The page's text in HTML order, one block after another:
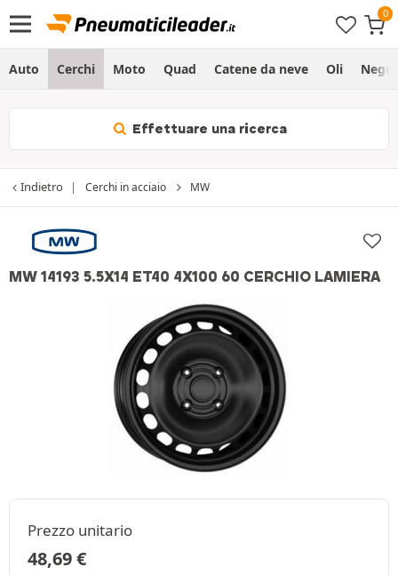
Auto Cerchi Moto Quad Catene da neve Oli
Effettuare una ricerca
Indietro Cerchi in acciaio MW
MW 14193 5.5X14 ET40 4X100 60 CERCHIO LAMIERA
Prezzo unitario
48,69€